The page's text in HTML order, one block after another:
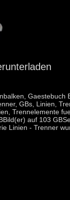
Gaestebuch
GBs, Linien,
Trennelemente
auf 103
Linien - Trenner